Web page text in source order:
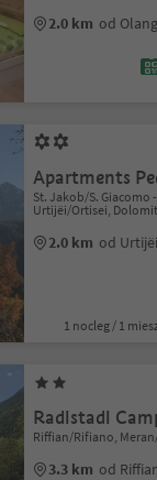
2.0 km od
Apartments
St. Jakob/S. Giacomo
Urtijëi/Ortisei,
2.0 km od
1 nocleg / 1
Radlstadl
Riffian/Rifiano,
3.3 km od